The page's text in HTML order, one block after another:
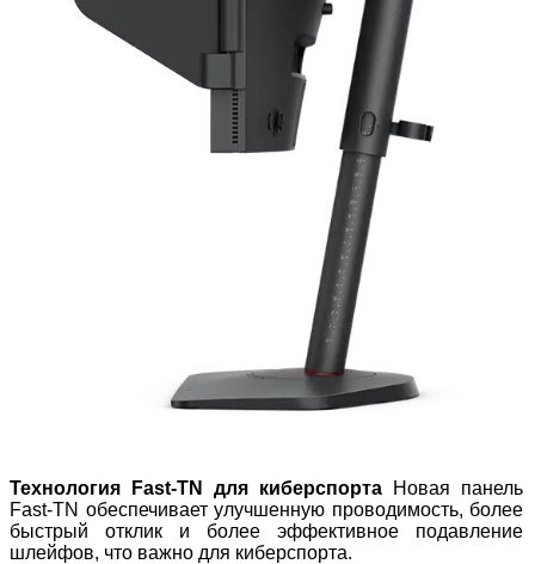
Технология Fast-TN для киберспорта Новая панель
Fast-TN обеспечивает улучшенную проводимость, более
быстрый отклик и более эффективное подавление
шлейфов, что важно для киберспорта.